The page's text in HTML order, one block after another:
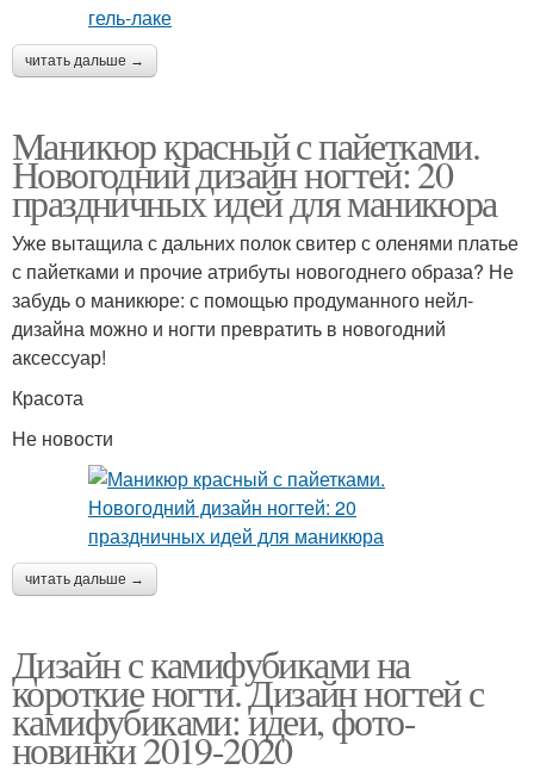
читать дальше →
Маникюр красный с пайетками.
Новогодний дизайн ногтей: 20
праздничных идей для маникюра
Уже вытащила с дальних полок свитер с оленями платье
с пайетками и прочие атрибуты новогоднего образа? Не
забудь о маникюре: с помощью продуманного нейл-
дизайна можно и ногти превратить в новогодний
аксессуар!
Красота
Не новости
читать дальше →
Дизайн с камифубиками на
короткие ногти. Дизайн ногтей с
камифубиками: идеи, фото-
новинки 2019-2020